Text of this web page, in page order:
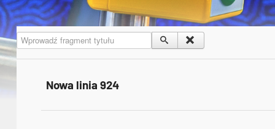
Wprowadź fragment tytułu
Nowa linia 924